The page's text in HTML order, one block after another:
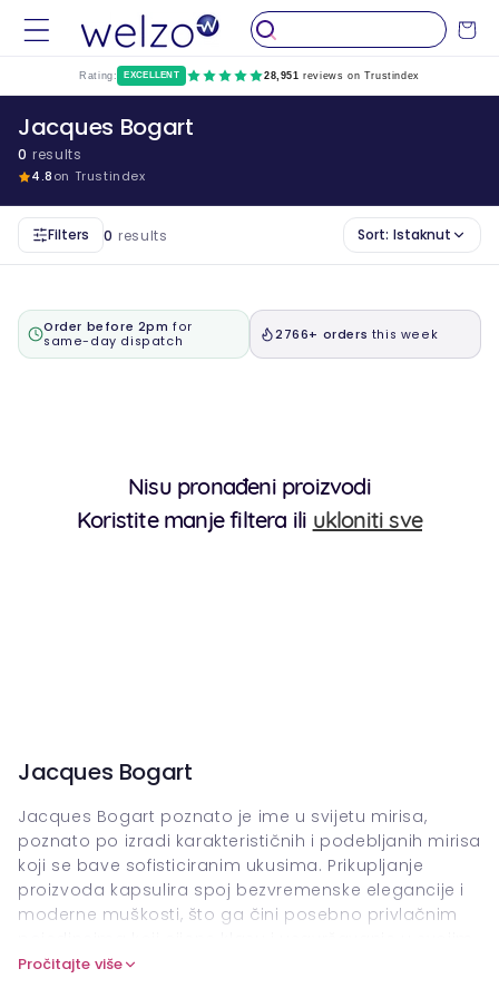
na
sadržaj
Kolica
Rating: EXCELLENT 28,951 reviews on Trustindex
Jacques Bogart
0 results
4.8on Trustindex
Filters 0 results Sort: Istaknut
Order before 2pm for
same-day dispatch
2766+ orders this week
Nisu pronađeni proizvodi
Koristite manje filtera ili ukloniti sve
Jacques Bogart
Jacques Bogart poznato je ime u svijetu mirisa,
poznato po izradi karakterističnih i podebljanih mirisa
koji se bave sofisticiranim ukusima. Prikupljanje
proizvoda kapsulira spoj bezvremenske elegancije i
moderne muškosti, što ga čini posebno privlačnim
aromama. Mirisi Jacques Bogart često uspostavljaju
Pročitajte više